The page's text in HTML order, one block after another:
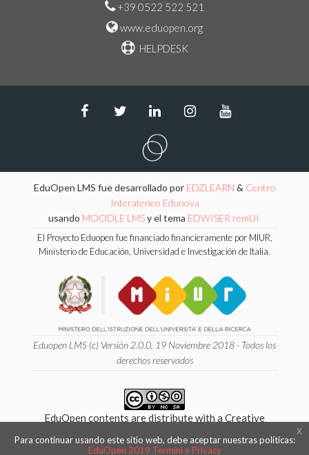
+39 0522 522 521
www.eduopen.org
HELPDESK
EduOpen LMS fue desarrollado por EDZLEARN & Centro
Interateneo Edunova
usando MOODLE LMSy el tema EDWISER remUI
El Proyecto Eduopen fue financiado financieramente por MIUR,
Ministerio de Educación, Universidad e Investigación de Italia.
Eduopen LMS (c) Versión 2.0.0, 19 Noviembre 2018 - Todos los
derechos reservados
EduOpen contents are distribute with a Creative
Commons 4.0 International
Attribution - NonCommercial - ShareAlike License.
Para continuar usando este sitio web, debe aceptar nuestras políticas:
EduOpen 2019 Termini e Privacy
x